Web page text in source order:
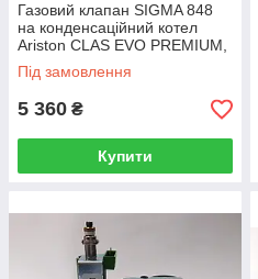
Газовий клапан SIGMA 848
на конденсаційний котел
Ariston CLAS EVO PREMIUM,
GENUS EVO PREMIUM
60001612
Під замовлення
5 360 ₴
Купити